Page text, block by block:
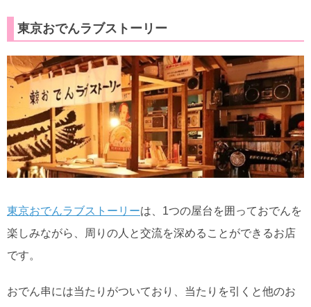
東京おでんラブストーリー
東京おでんラブストーリーは、1つの屋台を囲っておでんを
楽しみながら、周りの人と交流を深めることができるお店
です。
おでん串には当たりがついており、当たりを引くと他のお